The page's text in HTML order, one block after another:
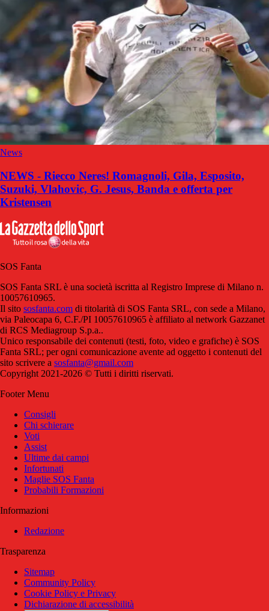
News
NEWS - Riecco Neres! Romagnoli, Gila, Esposito,
Suzuki, Vlahovic, G. Jesus, Banda e offerta per
Kristensen
SOS Fanta
SOS Fanta SRL è una società iscritta al Registro Imprese di Milano n.
10057610965.
Il sito sosfanta.com di titolarità di SOS Fanta SRL, con sede a Milano,
via Paleocapa 6, C.F./PI 10057610965 è affiliato al network Gazzanet
di RCS Mediagroup S.p.a..
Unico responsabile dei contenuti (testi, foto, video e grafiche) è SOS
Fanta SRL; per ogni comunicazione avente ad oggetto i contenuti del
sito scrivere a sosfanta@gmail.com
Copyright 2021-2026 © Tutti i diritti riservati.
Footer Menu
Consigli
Chi schierare
Voti
Assist
Ultime dai campi
Infortunati
Maglie SOS Fanta
Probabili Formazioni
Informazioni
Redazione
Trasparenza
Sitemap
Community Policy
Cookie Policy e Privacy
Dichiarazione di accessibilità